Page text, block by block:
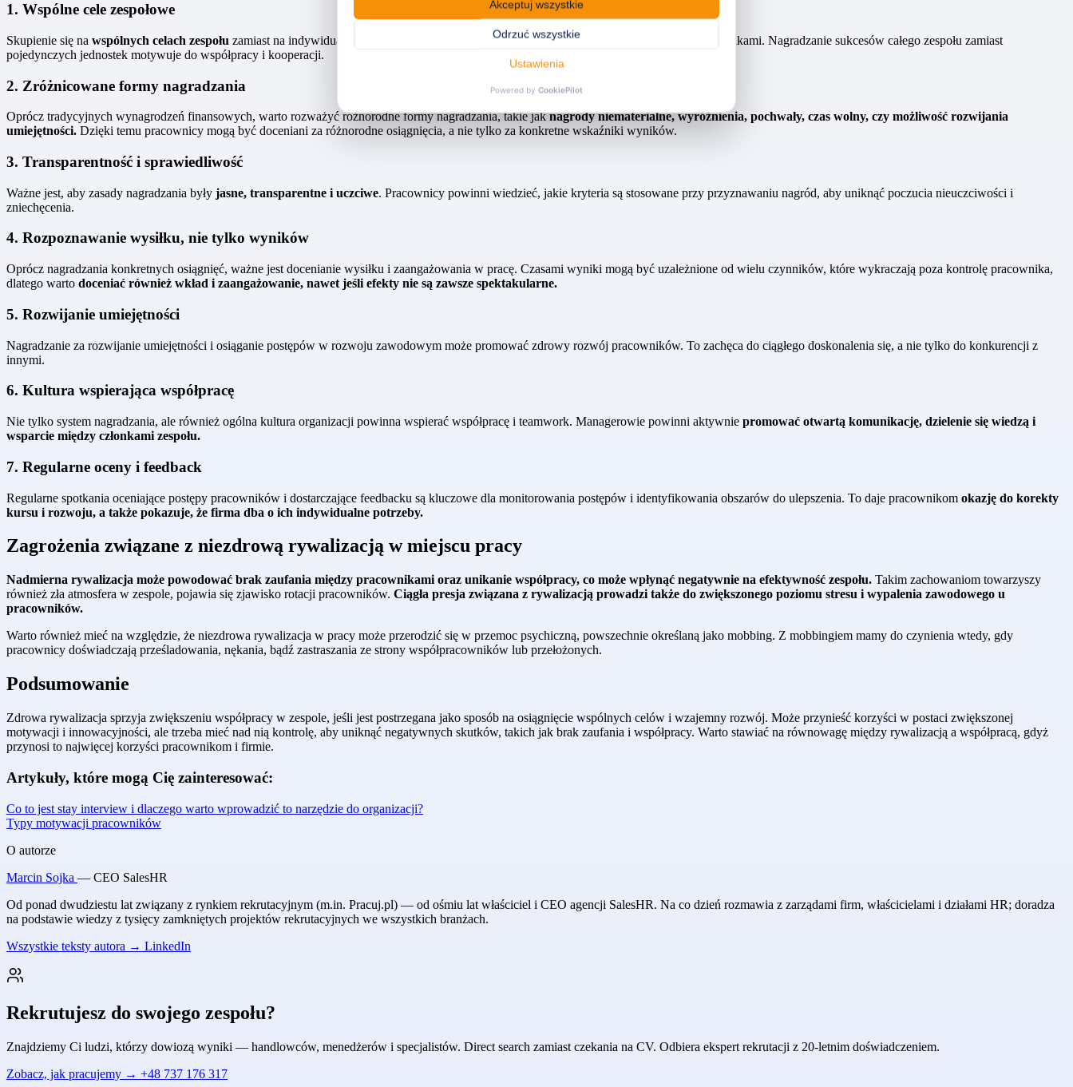
1. Wspólne cele zespołowe
Skupienie się na wspólnych celach zespołu zamiast na indywidualnych osiągnięciach może zmniejszyć niezdrową rywalizację między pracownikami. Nagradzanie sukcesów całego zespołu zamiast
pojedynczych jednostek motywuje do współpracy i kooperacji.
2. Zróżnicowane formy nagradzania
Oprócz tradycyjnych wynagrodzeń finansowych, warto rozważyć różnorodne formy nagradzania, takie jaknagrody niematerialne, wyróżnienia, pochwały, czas wolny, czy możliwość rozwijania
umiejętności. Dzięki temu pracownicy mogą być doceniani za różnorodne osiągnięcia, a nie tylko za konkretne wskaźniki wyników.
3. Transparentność i sprawiedliwość
Ważne jest, aby zasady nagradzania były jasne, transparentne i uczciwe. Pracownicy powinni wiedzieć, jakie kryteria są stosowane przy przyznawaniu nagród, aby uniknąć poczucia nieuczciwości i
zniechęcenia.
4. Rozpoznawanie wysiłku, nie tylko wyników
Oprócz nagradzania konkretnych osiągnięć, ważne jest docenianie wysiłku i zaangażowania w pracę. Czasami wyniki mogą być uzależnione od wielu czynników, które wykraczają poza kontrolę pracownika,
dlatego warto doceniać również wkład i zaangażowanie, nawet jeśli efekty nie są zawsze spektakularne.
5. Rozwijanie umiejętności
Nagradzanie za rozwijanie umiejętności i osiąganie postępów w rozwoju zawodowym może promować zdrowy rozwój pracowników. To zachęca do ciągłego doskonalenia się, a nie tylko do konkurencji z
innymi.
6. Kultura wspierająca współpracę
Nie tylko system nagradzania, ale również ogólna kultura organizacji powinna wspierać współpracę i teamwork. Managerowie powinni aktywnie promować otwartą komunikację, dzielenie się wiedzą i
wsparcie między członkami zespołu.
7. Regularne oceny i feedback
Regularne spotkania oceniające postępy pracowników i dostarczające feedbacku są kluczowe dla monitorowania postępów i identyfikowania obszarów do ulepszenia. To daje pracownikom okazję do korekty
kursu i rozwoju, a także pokazuje, że firma dba o ich indywidualne potrzeby.
Zagrożenia związane z niezdrową rywalizacją w miejscu pracy
Nadmierna rywalizacja może powodować brak zaufania między pracownikami oraz unikanie współpracy, co może wpłynąć negatywnie na efektywność zespołu. Takim zachowaniom towarzyszy
również zła atmosfera w zespole, pojawia się zjawisko rotacji pracowników. Ciągła presja związana z rywalizacją prowadzi także do zwiększonego poziomu stresu i wypalenia zawodowego u
pracowników.
Warto również mieć na względzie, że niezdrowa rywalizacja w pracy może przerodzić się w przemoc psychiczną, powszechnie określaną jako mobbing. Z mobbingiem mamy do czynienia wtedy, gdy
pracownicy doświadczają prześladowania, nękania, bądź zastraszania ze strony współpracowników lub przełożonych.
Podsumowanie
Zdrowa rywalizacja sprzyja zwiększeniu współpracy w zespole, jeśli jest postrzegana jako sposób na osiągnięcie wspólnych celów i wzajemny rozwój. Może przynieść korzyści w postaci zwiększonej
motywacji i innowacyjności, ale trzeba mieć nad nią kontrolę, aby uniknąć negatywnych skutków, takich jak brak zaufania i współpracy. Warto stawiać na równowagę między rywalizacją a współpracą, gdyż
przynosi to najwięcej korzyści pracownikom i firmie.
Artykuły, które mogą Cię zainteresować:
Co to jest stay interview i dlaczego warto wprowadzić to narzędzie do organizacji?
Typy motywacji pracowników
O autorze
Marcin Sojka — CEO SalesHR
Od ponad dwudziestu lat związany z rynkiem rekrutacyjnym (m.in. Pracuj.pl) — od ośmiu lat właściciel i CEO agencji SalesHR. Na co dzień rozmawia z zarządami firm, właścicielami i działami HR; doradza
na podstawie wiedzy z tysięcy zamkniętych projektów rekrutacyjnych we wszystkich branżach.
Wszystkie teksty autora → LinkedIn
Rekrutujesz do swojego zespołu?
Znajdziemy Ci ludzi, którzy dowiozą wyniki — handlowców, menedżerów i specjalistów. Direct search zamiast czekania na CV. Odbiera ekspert rekrutacji z 20-letnim doświadczeniem.
Zobacz, jak pracujemy → +48 737 176 317